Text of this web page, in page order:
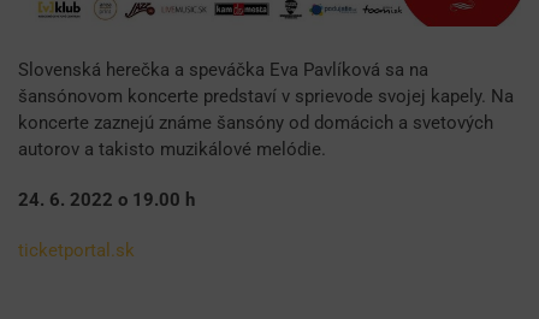
Slovenská herečka a speváčka Eva Pavlíková sa na
šansónovom koncerte predstaví v sprievode svojej kapely. Na
koncerte zaznejú známe šansóny od domácich a svetových
autorov a takisto muzikálové melódie.
24. 6. 2022 o 19.00 h
ticketportal.sk